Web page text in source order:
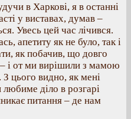
в Харкові, я в останні
у виставах, думав –
Увесь цей час лічився.
апетиту як не було, так і
як побачив, що довго
і от ми вирішили з мамою
З цього видно, як мені
діло в розгарі
питання – де нам